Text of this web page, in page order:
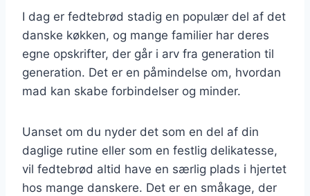
I dag er fedtebrød stadig en populær del af det
danske køkken, og mange familier har deres
egne opskrifter, der går i arv fra generation til
generation. Det er en påmindelse om, hvordan
mad kan skabe forbindelser og minder.
Uanset om du nyder det som en del af din
daglige rutine eller som en festlig delikatesse,
vil fedtebrød altid have en særlig plads i hjertet
hos mange danskere. Det er en småkage, der